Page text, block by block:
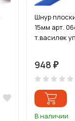
Шнур
15мм арт.
т.василек
948 ₽
В наличии